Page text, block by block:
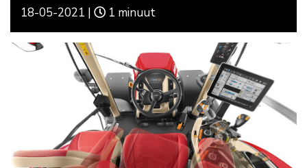
18-05-2021 | 1 minuut